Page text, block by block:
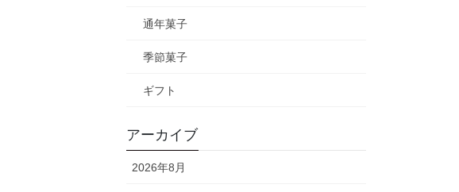
通年菓子
季節菓子
ギフト
アーカイブ
2026年8月